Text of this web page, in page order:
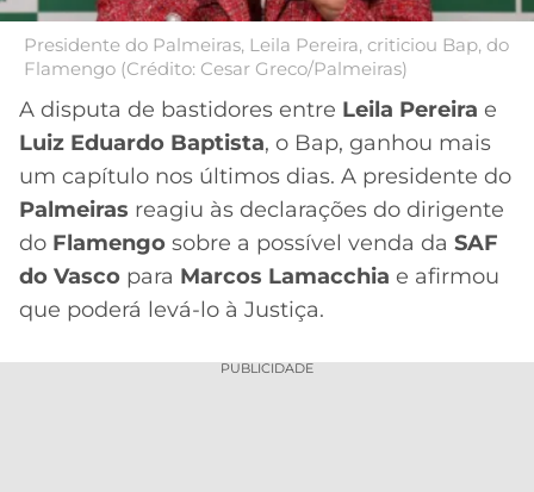
APOSTAS
CASSINOS
ONLINE
MELHORES
CASSINOS
ONLINE
2026
BOTAFOGO
VASCO
INTERNACIONAL
GRÊMIO
ATLÉTICO
COPA
SUL-
AMERICANA
LIGA
DOS
CAMPEÕES
LALIGA
Presidente do Palmeiras, Leila Pereira, criticiou Bap, do
Flamengo (Crédito: Cesar Greco/Palmeiras)
A disputa de bastidores entre Leila Pereira e
Luiz Eduardo Baptista, o Bap, ganhou mais
um capítulo nos últimos dias. A presidente do
Palmeiras reagiu às declarações do dirigente
do Flamengo sobre a possível venda da SAF
do Vasco para Marcos Lamacchia e afirmou
que poderá levá-lo à Justiça.
PUBLICIDADE